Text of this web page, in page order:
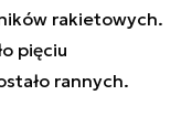
rakietowych.
pięciu
rannych.